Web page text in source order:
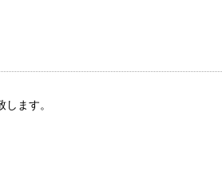
ます。